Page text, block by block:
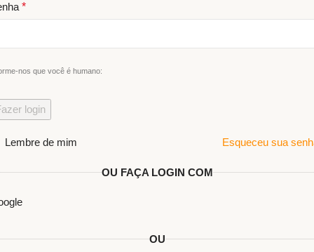
*
nos que você é humano:
login
Esqueceu sua
Lembre de mim
OU FAÇA LOGIN COM
OU